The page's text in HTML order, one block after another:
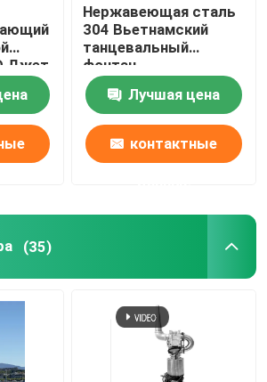
Джет
Нержавеющая сталь
304 Вьетнамский
танцевальный
фонтан
многоцветный
Лучшая цена
контактные
(35)